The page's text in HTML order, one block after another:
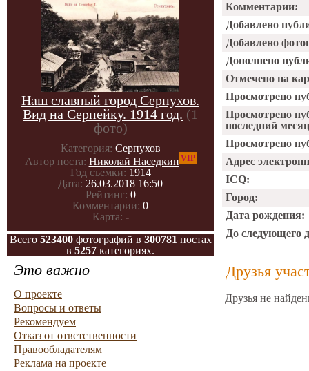
Наш славный город Серпухов.
Вид на Серпейку. 1914 год. (1
фото)
Категория: Серпухов
Автор поста: Николай Наседкин VIP
Год съемки: 1914
Дата: 26.03.2018 16:50
Рейтинг: 0
Комментарии: 0
Карта: -
Всего 523400фотографий в 300781 постах
в 5257 категориях.
Это важно
О проекте
Вопросы и ответы
Рекомендуем
Отказ от ответственности
Правообладателям
Реклама на проекте
Комментарии:
Добавлено
Добавлено
Дополнено
Отмечено на
Просмотрено
Просмотрено
последний
Просмотрено
Адрес
ICQ:
Город:
Дата рождения:
До следующего
Друзья
Друзья не